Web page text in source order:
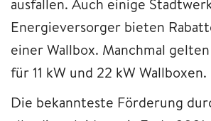
Energieversorger bieten
einer Wallbox. Manchmal
für 11 kW und 22 kW Wallboxen.
Die bekannteste Förderung